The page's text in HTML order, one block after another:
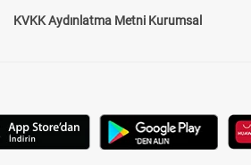
KVKK Aydınlatma Metni Kurumsal